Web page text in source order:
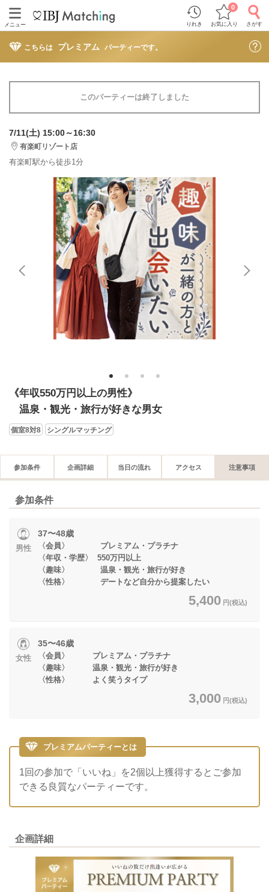
メニュー りれき お気に入り
0
さがす
こちらは プレミアム パーティーです。
このパーティーは終了しました
7/11(土) 15:00～16:30
有楽町リゾート店
有楽町駅から徒歩1分
1 2 3 4
《年収550万円以上の男性》
温泉・観光・旅行が好きな男女
個室8対8 シングルマッチング
参加条件 企画詳細 当日の流れ アクセス 注意事項
参加条件
男性
37〜48歳
〈会員〉 プレミアム・プラチナ
〈年収・学歴〉 550万円以上
〈趣味〉 温泉・観光・旅行が好き
〈性格〉 デートなど自分から提案したい
5,400 円(税込)
女性
35〜46歳
〈会員〉 プレミアム・プラチナ
〈趣味〉 温泉・観光・旅行が好き
〈性格〉 よく笑うタイプ
3,000 円(税込)
プレミアムパーティーとは
1回の参加で「いいね」を2個以上獲得するとご参加
できる良質なパーティーです。
企画詳細